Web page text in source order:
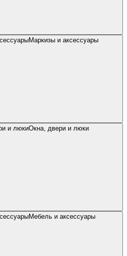
Маркизы и аксессуары
Окна, двери и люки
Мебель и аксессуары